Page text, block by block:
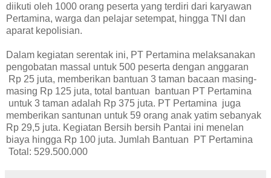
diikuti oleh 1000 orang peserta yang terdiri dari karyawan
Pertamina, warga dan pelajar setempat, hingga TNI dan
aparat kepolisian.
Dalam kegiatan serentak ini, PT Pertamina melaksanakan
pengobatan massal untuk 500 peserta dengan anggaran
Rp 25 juta, memberikan bantuan 3 taman bacaan masing-
masing Rp 125 juta, total bantuan bantuan PT Pertamina
untuk 3 taman adalah Rp 375 juta. PT Pertamina juga
memberikan santunan untuk 59 orang anak yatim sebanyak
Rp 29,5 juta. Kegiatan Bersih bersih Pantai ini menelan
biaya hingga Rp 100 juta. Jumlah Bantuan PT Pertamina
Total: 529.500.000